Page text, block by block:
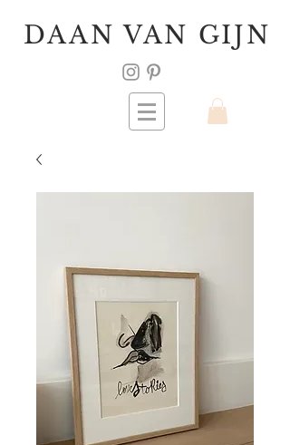
DAAN VAN GIJN